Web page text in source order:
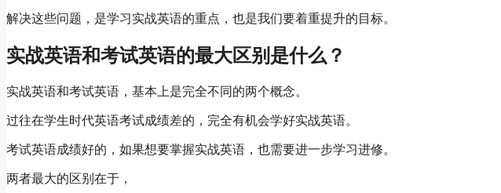
解决这些问题，是学习实战英语的重点，也是我们要着重提升的目标。
实战英语和考试英语的最大区别是什么？
实战英语和考试英语，基本上是完全不同的两个概念。
过往在学生时代英语考试成绩差的，完全有机会学好实战英语。
考试英语成绩好的，如果想要掌握实战英语，也需要进一步学习进修。
两者最大的区别在于，